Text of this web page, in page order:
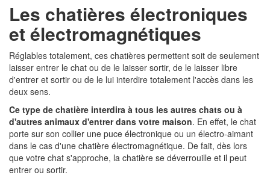
Les chatières électroniques
et électromagnétiques
Réglables totalement, ces chatières permettent soit de seulement
laisser entrer le chat ou de le laisser sortir, de le laisser libre
d'entrer et sortir ou de le lui interdire totalement l'accès dans les
deux sens.
Ce type de chatière interdira à tous les autres chats ou à
d'autres animaux d'entrer dans votre maison. En effet, le chat
porte sur son collier une puce électronique ou un électro-aimant
dans le cas d'une chatière électromagnétique. De fait, dès lors
que votre chat s'approche, la chatière se déverrouille et il peut
entrer ou sortir.